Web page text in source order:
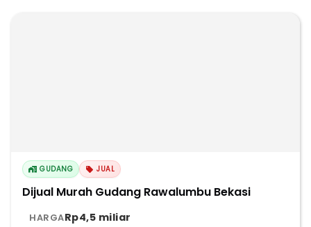
GUDANG JUAL
Dijual Murah Gudang Rawalumbu Bekasi
HARGARp4,5 miliar